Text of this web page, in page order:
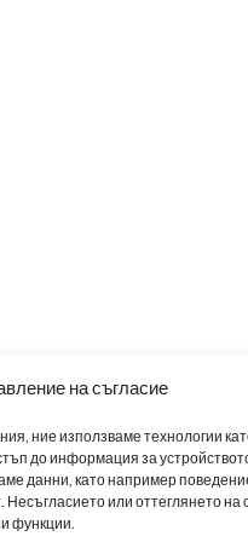
на съгласие
ние използваме технологии
до информация за
данни, като например
или оттеглянето на
функции.